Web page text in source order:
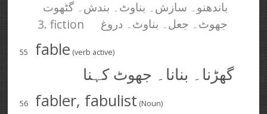
باندھنو۔ سازش۔ بناوٹ۔ بندش۔ گٹھوت
3. fiction جھوٹ۔ جعل۔ بناوٹ۔ دروغ
55 fable (verb active)
گھڑنا۔ بنانا۔ جھوٹ کہنا
56 fabler, fabulist (Noun)